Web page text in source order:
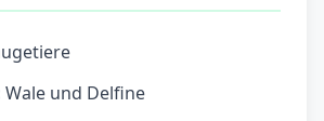
Wale und Delfine